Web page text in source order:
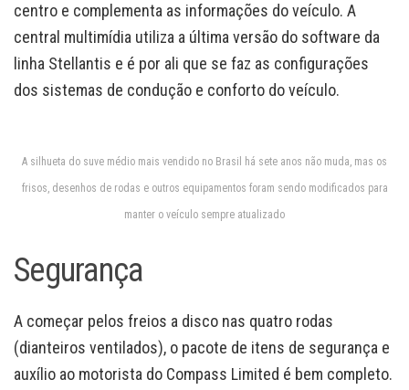
centro e complementa as informações do veículo. A
central multimídia utiliza a última versão do software da
linha Stellantis e é por ali que se faz as configurações
dos sistemas de condução e conforto do veículo.
A silhueta do suve médio mais vendido no Brasil há sete anos não muda, mas os
frisos, desenhos de rodas e outros equipamentos foram sendo modificados para
manter o veículo sempre atualizado
Segurança
A começar pelos freios a disco nas quatro rodas
(dianteiros ventilados), o pacote de itens de segurança e
auxílio ao motorista do Compass Limited é bem completo.